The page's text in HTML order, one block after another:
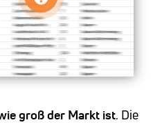
groß der Markt ist. Die